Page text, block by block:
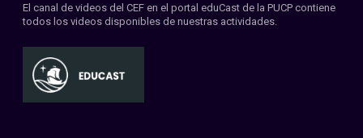
El canal de videos del CEF en el portal eduCast de la PUCP contiene
todos los videos disponibles de nuestras actividades.